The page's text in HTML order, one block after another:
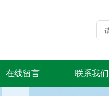
在线留言 联系我们